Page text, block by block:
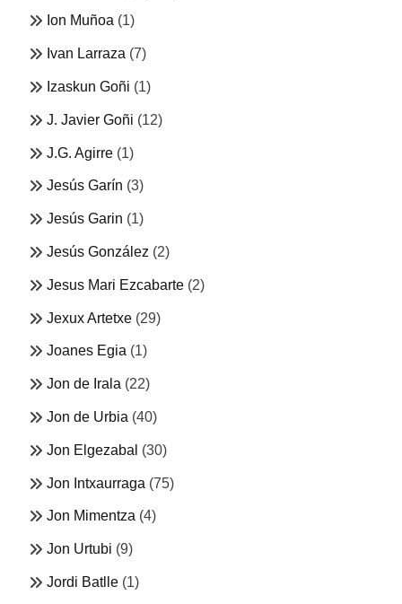
Ion Muñoa (1)
Ivan Larraza (7)
Izaskun Goñi (1)
J. Javier Goñi (12)
J.G. Agirre (1)
Jesús Garín (3)
Jesús Garin (1)
Jesús González (2)
Jesus Mari Ezcabarte (2)
Jexux Artetxe (29)
Joanes Egia (1)
Jon de Irala (22)
Jon de Urbia (40)
Jon Elgezabal (30)
Jon Intxaurraga (75)
Jon Mimentza (4)
Jon Urtubi (9)
Jordi Batlle (1)